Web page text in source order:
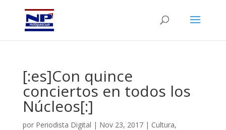
[:es]Con quince
conciertos en todos los
Núcleos[:]
por Periodista Digital | Nov 23, 2017| Cultura,